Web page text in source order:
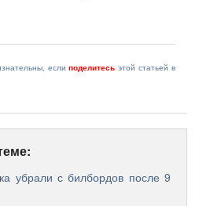
еслиподелитесь этой статьей в
убрали с билбордов после 9